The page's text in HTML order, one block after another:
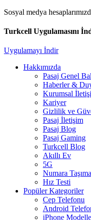
Sosyal medya
Turkcell Uygulamasını
Uygulamayı İndir
Hakkımızda
Pasaj Genel
Haberler &
Kurumsal
Kariyer
Gizlilik ve
Pasaj İletişim
Pasaj Blog
Pasaj Gaming
Turkcell Blog
Akıllı Ev
5G
Numara
Hız Testi
Popüler Kategoriler
Cep Telefonu
Android
iPhone